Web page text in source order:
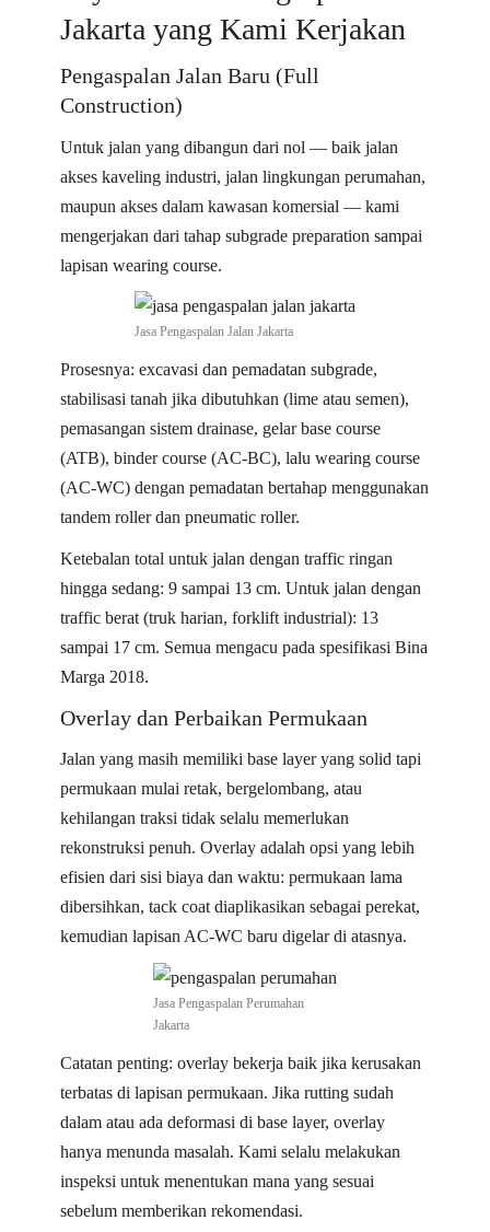
Jakarta yang Kami Kerjakan
Pengaspalan Jalan Baru (Full
Construction)
Untuk jalan yang dibangun dari nol — baik jalan
akses kaveling industri, jalan lingkungan perumahan,
maupun akses dalam kawasan komersial — kami
mengerjakan dari tahap subgrade preparation sampai
lapisan wearing course.
Jasa Pengaspalan Jalan Jakarta
Prosesnya: excavasi dan pemadatan subgrade,
stabilisasi tanah jika dibutuhkan (lime atau semen),
pemasangan sistem drainase, gelar base course
(ATB), binder course (AC-BC), lalu wearing course
(AC-WC) dengan pemadatan bertahap menggunakan
tandem roller dan pneumatic roller.
Ketebalan total untuk jalan dengan traffic ringan
hingga sedang: 9 sampai 13 cm. Untuk jalan dengan
traffic berat (truk harian, forklift industrial): 13
sampai 17 cm. Semua mengacu pada spesifikasi Bina
Marga 2018.
Overlay dan Perbaikan Permukaan
Jalan yang masih memiliki base layer yang solid tapi
permukaan mulai retak, bergelombang, atau
kehilangan traksi tidak selalu memerlukan
rekonstruksi penuh. Overlay adalah opsi yang lebih
efisien dari sisi biaya dan waktu: permukaan lama
dibersihkan, tack coat diaplikasikan sebagai perekat,
kemudian lapisan AC-WC baru digelar di atasnya.
Jasa Pengaspalan Perumahan
Jakarta
Catatan penting: overlay bekerja baik jika kerusakan
terbatas di lapisan permukaan. Jika rutting sudah
dalam atau ada deformasi di base layer, overlay
hanya menunda masalah. Kami selalu melakukan
inspeksi untuk menentukan mana yang sesuai
sebelum memberikan rekomendasi.